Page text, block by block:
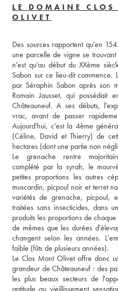
LE DOMAINE
OLIVET
Des sources rapportent qu'en
une parcelle de vigne se
n'est qu'au début du XXème
Sabon sur ce lieu-dit
par Séraphin Sabon après son
Romain Jausset, qui possédait
Châteauneuf. A ses débuts,
vrac, avant de passer
Aujourd'hui, c'est la 4ème
(Céline, David et Thierry) de
hectares (dont une partie non
Le grenache rentre
complété par la syrah, le
petites proportions les autres
muscardin, picpoul noir et terret
variétés de grenache, picpoul,
traitées sans insecticides, dans
produits les proportions de
de mêmes que les durées
changent selon les années.
faible (fûts de plusieurs années).
Le Clos Mont Olivet offre donc
grandeur de Châteauneuf : des
les plus beaux secteurs de
aptitude au vieillissement